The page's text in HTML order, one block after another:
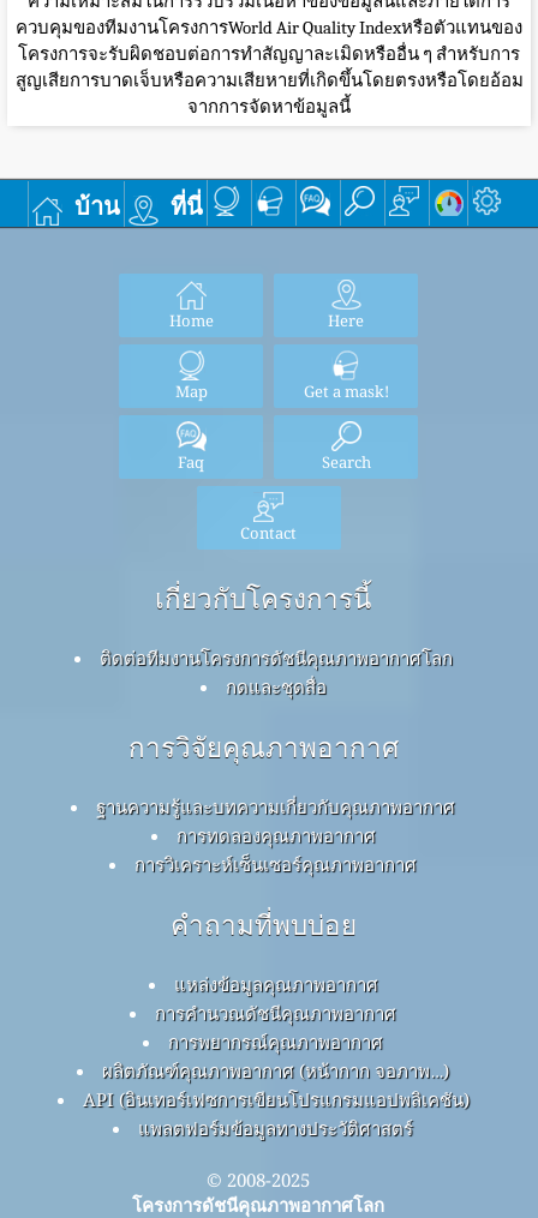
ควบคุมของทีมงานโครงการWorld Air Quality Indexหรือตัวแทนของ
โครงการจะรับผิดชอบต่อการทำสัญญาละเมิดหรืออื่น ๆ สำหรับการ
สูญเสียการบาดเจ็บหรือความเสียหายที่เกิดขึ้นโดยตรงหรือโดยอ้อม
จากการจัดหาข้อมูลนี้
บ้าน ที่นี่
Home Here
Map Get a mask!
Faq Search
Contact
เกี่ยวกับโครงการนี้
ติดต่อทีมงานโครงการดัชนีคุณภาพอากาศโลก
กดและชุดสื่อ
การวิจัยคุณภาพอากาศ
ฐานความรู้และบทความเกี่ยวกับคุณภาพอากาศ
การทดลองคุณภาพอากาศ
การวิเคราะห์เซ็นเซอร์คุณภาพอากาศ
คำถามที่พบบ่อย
แหล่งข้อมูลคุณภาพอากาศ
การคำนวณดัชนีคุณภาพอากาศ
การพยากรณ์คุณภาพอากาศ
ผลิตภัณฑ์คุณภาพอากาศ (หน้ากาก จอภาพ…)
API (อินเทอร์เฟซการเขียนโปรแกรมแอปพลิเคชัน)
แพลตฟอร์มข้อมูลทางประวัติศาสตร์
© 2008-2025
โครงการดัชนีคุณภาพอากาศโลก